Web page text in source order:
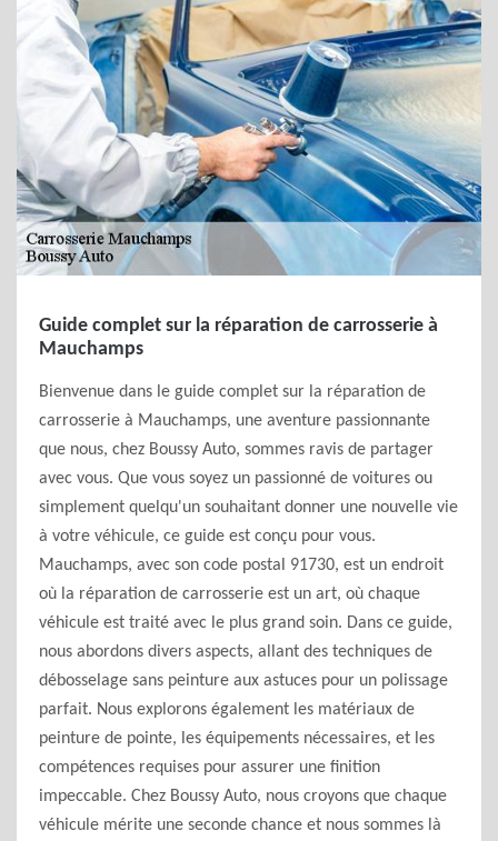
Guide complet sur la réparation de carrosserie à
Mauchamps
Bienvenue dans le guide complet sur la réparation de
carrosserie à Mauchamps, une aventure passionnante
que nous, chez Boussy Auto, sommes ravis de partager
avec vous. Que vous soyez un passionné de voitures ou
simplement quelqu'un souhaitant donner une nouvelle vie
à votre véhicule, ce guide est conçu pour vous.
Mauchamps, avec son code postal 91730, est un endroit
où la réparation de carrosserie est un art, où chaque
véhicule est traité avec le plus grand soin. Dans ce guide,
nous abordons divers aspects, allant des techniques de
débosselage sans peinture aux astuces pour un polissage
parfait. Nous explorons également les matériaux de
peinture de pointe, les équipements nécessaires, et les
compétences requises pour assurer une finition
impeccable. Chez Boussy Auto, nous croyons que chaque
véhicule mérite une seconde chance et nous sommes là